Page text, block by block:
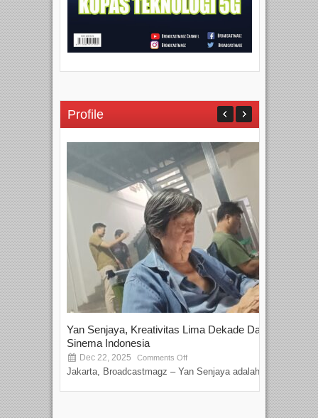
Profile
Yan Senjaya, Kreativitas Lima Dekade Dalam
Sinema Indonesia
Dec 22, 2025 Comments Off
Jakarta, Broadcastmagz – Yan Senjaya adalah...